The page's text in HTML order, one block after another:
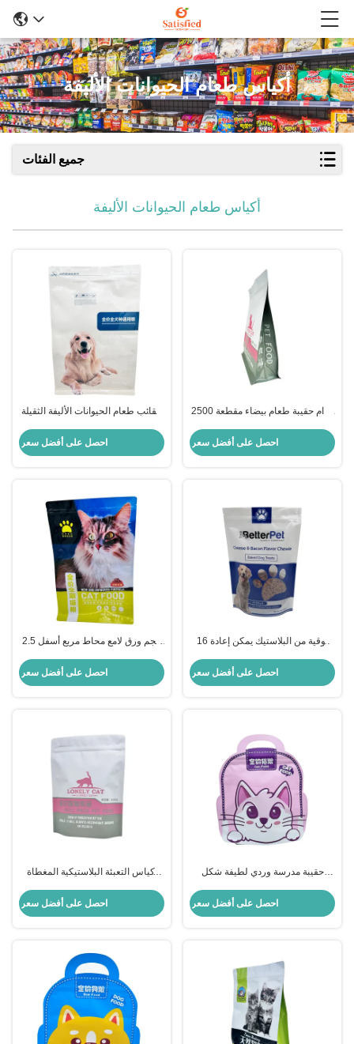
أكياس طعام الحيوانات الأليفة
جميع الفئات
أكياس طعام الحيوانات الأليفة
حقائب طعام الحيوانات الأليفة الثقيلة
مسطح أسفل الجانب
احصل على أفضل سعر
2500 غرام حقيبة طعام بيضاء مقطعة
احصل على أفضل سعر
2.5 كجم ورق لامع محاط مربع أسفل
احصل على أفضل سعر
16 أوقية من البلاستيك يمكن إعادة
الكلب المخصصة مع سحاب و نافذة
احصل على أفضل سعر
أكياس التعبئة البلاستيكية المغطاة
احصل على أفضل سعر
حقيبة مدرسة وردي لطيفة شكل
الكلب
احصل على أفضل سعر